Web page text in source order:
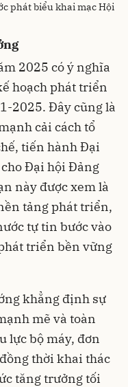
phát biểu khai mạc Hội
2025 có ý nghĩa
hoạch phát triển
2025. Đây cũng là
cải cách tổ
tiến hành Đại
Đại hội Đảng
này được xem là
tảng phát triển,
tự tin bước vào
triển bền vững
khẳng định sự
mẽ và toàn
lực bộ máy, đơn
thời khai thác
tăng trưởng tối